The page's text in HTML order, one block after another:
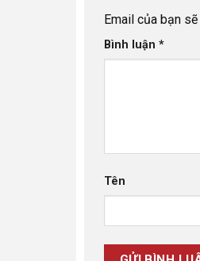
Email của bạn
Bình luận *
Tên